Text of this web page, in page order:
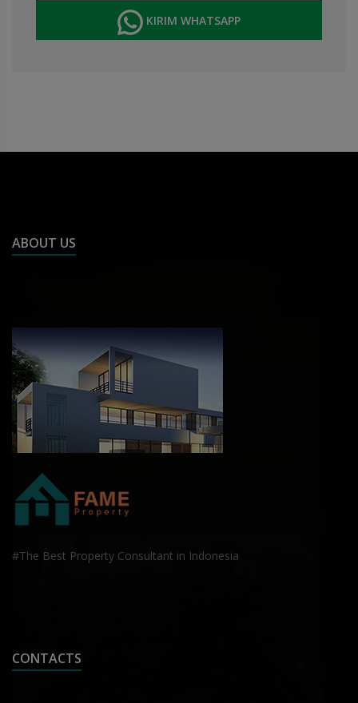
KIRIM WHATSAPP
ABOUT US
#The Best Property Consultant in Indonesia
CONTACTS